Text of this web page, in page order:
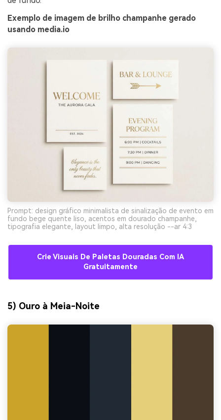
Exemplo de imagem de brilho champanhe gerado
usando media.io
Prompt: design gráfico minimalista de sinalização de evento em
fundo bege quente liso, acentos em dourado champanhe,
tipografia elegante, layout limpo, alta resolução --ar 4:3
Crie Visuais De Paletas Douradas Com IA
Gratuitamente
5) Ouro à Meia-Noite